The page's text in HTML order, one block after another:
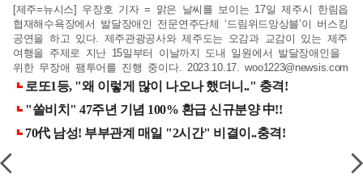
[제주=뉴시스] 우장호 기자 = 맑은 날씨를 보이는 17일 제주시 한림읍
협재해수욕장에서 발달장애인 전문연주단체 ‘드림위드앙상블’이 버스킹
공연을 하고 있다. 제주관광공사와 제주도는 오감과 교감이 있는 제주
여행을 주제로 지난 15일부터 이날까지 도내 일원에서 발달장애인을
위한 무장애 팸투어를 진행 중이다. 2023.10.17.woo1223@newsis.com